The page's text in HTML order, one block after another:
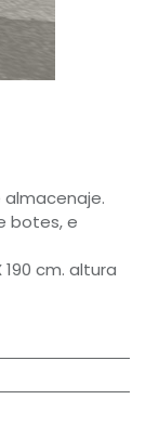
botes, e
cm. altura